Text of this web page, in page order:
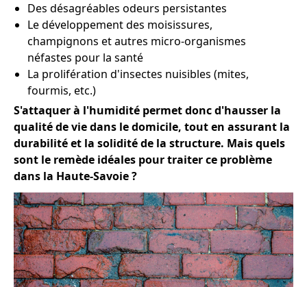
Des désagréables odeurs persistantes
Le développement des moisissures,
champignons et autres micro-organismes
néfastes pour la santé
La prolifération d'insectes nuisibles (mites,
fourmis, etc.)
S'attaquer à l'humidité permet donc d'hausser la
qualité de vie dans le domicile, tout en assurant la
durabilité et la solidité de la structure. Mais quels
sont le remède idéales pour traiter ce problème
dans la Haute-Savoie ?